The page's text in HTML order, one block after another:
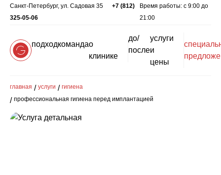
Санкт-Петербург, ул. Садовая 35
+7 (812)
325-05-06
Время работы: c 9:00 до
21:00
подходкомандао
клинике
до/
после
услуги
и
цены
главная услуги
гигиена
профессиональная гигиена перед имплантацией